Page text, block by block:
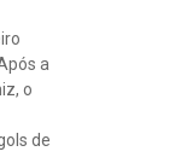
a
o
de